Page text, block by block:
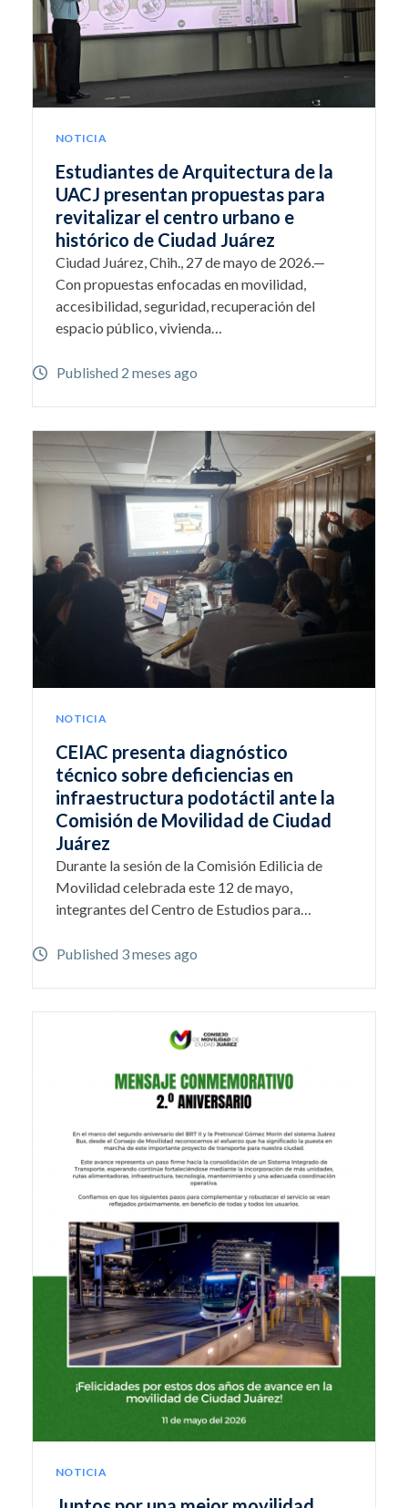
NOTICIA
Estudiantes de Arquitectura de la
UACJ presentan propuestas para
revitalizar el centro urbano e
histórico de Ciudad Juárez
Ciudad Juárez, Chih., 27 de mayo de 2026.—
Con propuestas enfocadas en movilidad,
accesibilidad, seguridad, recuperación del
espacio público, vivienda…
Published 2 meses ago
NOTICIA
CEIAC presenta diagnóstico
técnico sobre deficiencias en
infraestructura podotáctil ante la
Comisión de Movilidad de Ciudad
Juárez
Durante la sesión de la Comisión Edilicia de
Movilidad celebrada este 12 de mayo,
integrantes del Centro de Estudios para…
Published 3 meses ago
NOTICIA